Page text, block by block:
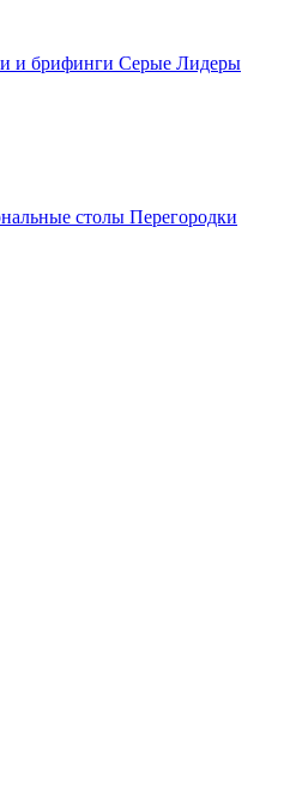
и брифинги Серые Лидеры
столы Перегородки